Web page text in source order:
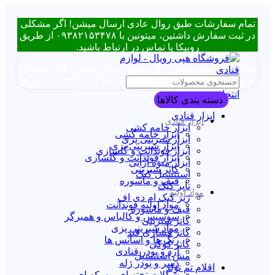
تمام سفارشات طبق روال عادی ارسال میشن! اگر مشکلی
در ثبت سفارش داشتین، میتونین با ۰۹۳۸۲۱۵۳۴۷۸ از طریق
روبیکا یا تماس در ارتباط باشید.
تمام سفارشات طبق روال عادی ارسال میشن! اگر مشکلی
روبیکا یا تماس در ارتباط باشید.انتخاب دسته بندی
ابزار قنادی
ابزار خامه کشی
ابزار شیرینی پزی
ابزار فوندانت و گلسازی
ابزار میوه آرایی
استنسیل کیک
تاپر کیک
زیر کیک ام دی اف
قیف و ماسوره
کاتر شیرینی
کاتر فشاری قند
کاتر کوکی
مش استنسیل
اقلام تم تولد
دسته بندی کالاها
ابزار قنادی
ابزار خامه کشی
ابزار شیرینی پزی
ابزار فوندانت و گلسازی
کاتر شیرینی
قیف و ماسوره
مواد اولیه
مواد اولیه فوندانت
سوسیس و کالباس و همبرگر
مواد شیرینی پزی
رنگ ها و اسانس ها
آرد و پودر قنادی
دسر و پودر ژله